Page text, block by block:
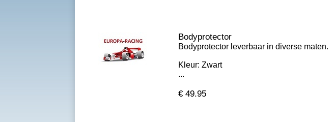
Bodyprotector
Bodyprotector leverbaar in diverse maten.
Kleur: Zwart
...
€ 49.95